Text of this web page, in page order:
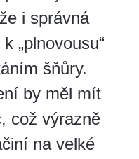
i správná
„plnovousu“
šňůry.
by měl mít
což výrazně
na velké